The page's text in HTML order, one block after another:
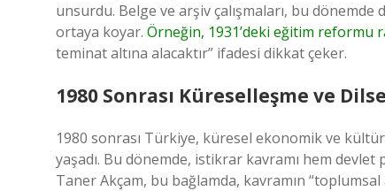
unsurdu. Belge ve arşiv çalışmaları, bu
ortaya koyar. Örneğin, 1931’deki eğitim reformu
teminat altına alacaktır” ifadesi dikkat çeker.
1980 Sonrası Küreselleşme ve
1980 sonrası Türkiye, küresel ekonomik ve
yaşadı. Bu dönemde, istikrar kavramı hem devlet
Taner Akçam, bu bağlamda, kavramın